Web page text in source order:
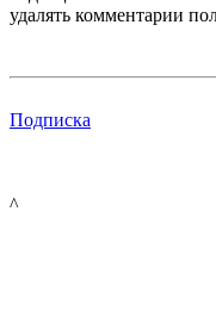
удалять комментарии
Подписка
^